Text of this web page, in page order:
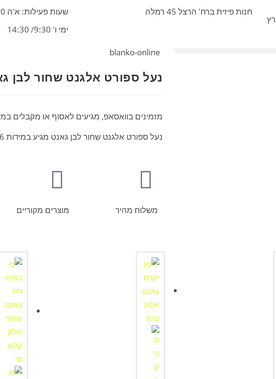
חנות פיזית ברח' הרצל 45 רמלה
שעות פעילות: א'ה 21:00/10:00
ימי ו' 9:30/ 14:30
blanko-online
נעל ספורט אלגנט שחור לבן
מזמינים בוואסאפ, מגיעים לאסוף או מקבלים
נעל ספורט אלגנט שחור לבן גאנט מגיע במידות 40-46
משלוח מהיר מוצרים מקוריים